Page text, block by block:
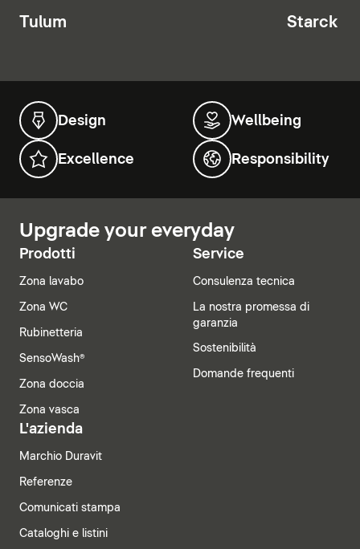
Tulum Starck T
Design Wellbeing
Excellence Responsibility
Upgrade your everyday
Prodotti
Zona lavabo
Zona WC
Rubinetteria
SensoWash®
Zona doccia
Zona vasca
Service
Consulenza tecnica
La nostra promessa di
garanzia
Sostenibilità
Domande frequenti
L'azienda
Marchio Duravit
Referenze
Comunicati stampa
Cataloghi e listini